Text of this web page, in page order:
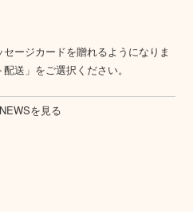
ージカードを贈れるようになりま
送」をご選択ください。
を見る